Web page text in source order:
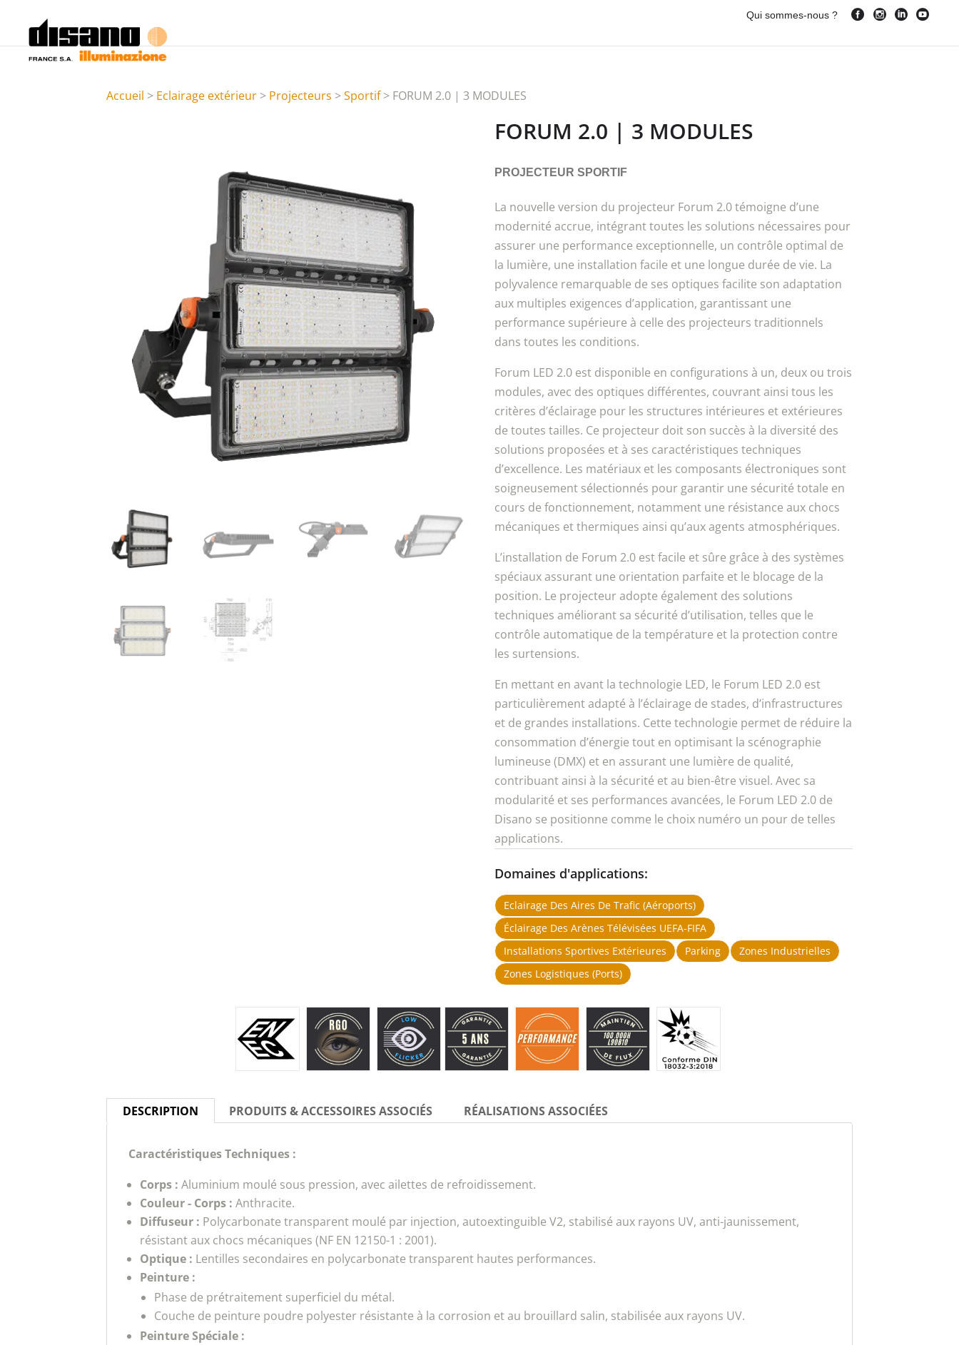
Qui sommes-nous ?
Accueil > Eclairage extérieur > Projecteurs >Sportif> FORUM 2.0 | 3 MODULES
FORUM 2.0 | 3 MODULES
PROJECTEUR SPORTIF
La nouvelle version du projecteur Forum 2.0 témoigne d’une
modernité accrue, intégrant toutes les solutions nécessaires pour
assurer une performance exceptionnelle, un contrôle optimal de
la lumière, une installation facile et une longue durée de vie. La
polyvalence remarquable de ses optiques facilite son adaptation
aux multiples exigences d’application, garantissant une
performance supérieure à celle des projecteurs traditionnels
dans toutes les conditions.
Forum LED 2.0 est disponible en configurations à un, deux ou trois
modules, avec des optiques différentes, couvrant ainsi tous les
critères d’éclairage pour les structures intérieures et extérieures
de toutes tailles. Ce projecteur doit son succès à la diversité des
solutions proposées et à ses caractéristiques techniques
d’excellence. Les matériaux et les composants électroniques sont
soigneusement sélectionnés pour garantir une sécurité totale en
cours de fonctionnement, notamment une résistance aux chocs
mécaniques et thermiques ainsi qu’aux agents atmosphériques.
L’installation de Forum 2.0 est facile et sûre grâce à des systèmes
spéciaux assurant une orientation parfaite et le blocage de la
position. Le projecteur adopte également des solutions
techniques améliorant sa sécurité d’utilisation, telles que le
contrôle automatique de la température et la protection contre
les surtensions.
En mettant en avant la technologie LED, le Forum LED 2.0 est
particulièrement adapté à l’éclairage de stades, d’infrastructures
et de grandes installations. Cette technologie permet de réduire la
consommation d’énergie tout en optimisant la scénographie
lumineuse (DMX) et en assurant une lumière de qualité,
contribuant ainsi à la sécurité et au bien-être visuel. Avec sa
modularité et ses performances avancées, le Forum LED 2.0 de
Disano se positionne comme le choix numéro un pour de telles
applications.
Domaines d'applications:
Eclairage Des Aires De Trafic (aéroports)
Éclairage Des Arènes Télévisées UEFA-FIFA
Installations Sportives Extérieures
Parking
Zones Industrielles
Zones Logistiques (ports)
DESCRIPTION PRODUITS & ACCESSOIRES ASSOCIÉS RÉALISATIONS ASSOCIÉES
Caractéristiques Techniques :
Corps : Aluminium moulé sous pression, avec ailettes de refroidissement.
Couleur - Corps : Anthracite.
Diffuseur : Polycarbonate transparent moulé par injection, autoextinguible V2, stabilisé aux rayons UV, anti-jaunissement,
résistant aux chocs mécaniques (NF EN 12150-1 : 2001).
Optique : Lentilles secondaires en polycarbonate transparent hautes performances.
Peinture :
Phase de prétraitement superficiel du métal.
Couche de peinture poudre polyester résistante à la corrosion et au brouillard salin, stabilisée aux rayons UV.
Peinture Spéciale :